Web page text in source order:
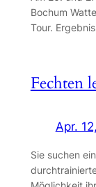
Bochum
Tour.
Fechten
Apr.
Sie suchen